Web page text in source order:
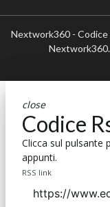
Nextwork360 -
Nextwork360.
close
Codice
Clicca sul pulsante
appunti.
RSS link